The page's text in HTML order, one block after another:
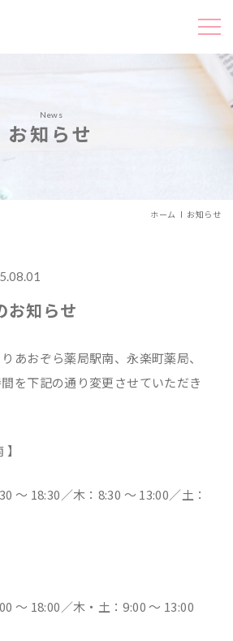
News
お知らせ
ホーム お知らせ
お知らせ
あおぞら薬局駅南、永楽町薬局、
を下記の通り変更させていただき
～ 18:30／木：8:30 ～ 13:00／土：
～ 18:00／木・土：9:00 ～ 13:00